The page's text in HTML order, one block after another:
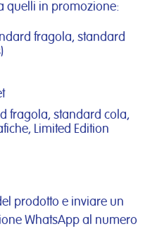
quelli in promozione:
fragola, standard
fragola, standard cola,
Limited Edition
prodotto e inviare un
WhatsApp al numero